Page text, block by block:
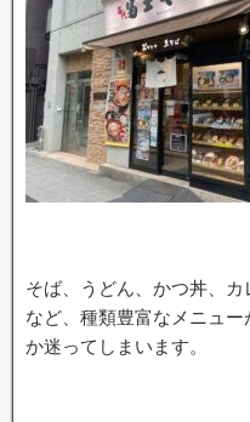
そば、うどん、かつ丼、
など、種類豊富なメニュ
か迷ってしまいます。